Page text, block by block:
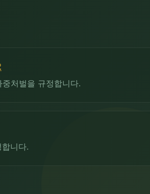
처벌을 규정합니다.
니다.